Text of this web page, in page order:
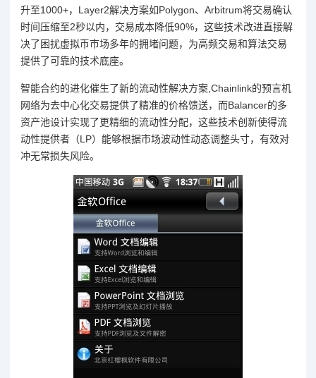
升至1000+，Layer2解决方案如Polygon、Arbitrum将交易确认
时间压缩至2秒以内，交易成本降低90%，这些技术改进直接解
决了困扰虚拟币市场多年的拥堵问题，为高频交易和算法交易
提供了可靠的技术底座。
智能合约的进化催生了新的流动性解决方案,Chainlink的预言机
网络为去中心化交易提供了精准的价格馈送，而Balancer的多
资产池设计实现了更精细的流动性分配，这些技术创新使得流
动性提供者（LP）能够根据市场波动性动态调整头寸，有效对
冲无常损失风险。